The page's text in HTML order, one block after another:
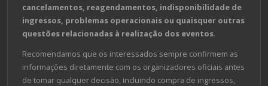
cancelamentos, reagendamentos, indisponibilidade de
ingressos, problemas operacionais ou quaisquer outras
questões relacionadas à realização dos eventos.
Recomendamos que os interessados sempre confirmem as
informações diretamente com os organizadores oficiais antes
de tomar qualquer decisão, incluindo compra de ingressos,